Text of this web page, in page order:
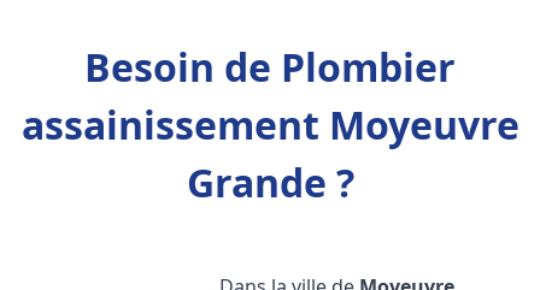
Besoin de Plombier
assainissement Moyeuvre
Grande ?